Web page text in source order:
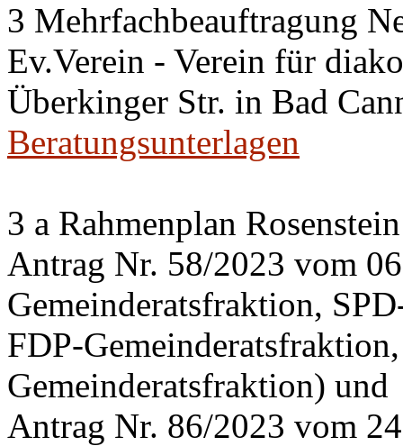
3 Mehrfachbeauftragung
Ev.Verein - Verein für
Überkinger Str. in Bad
Beratungsunterlagen
3 a Rahmenplan Rosenstein
Antrag Nr. 58/2023 vom
Gemeinderatsfraktion,
FDP-
Gemeinderatsfraktion) und
Antrag Nr. 86/2023 vom